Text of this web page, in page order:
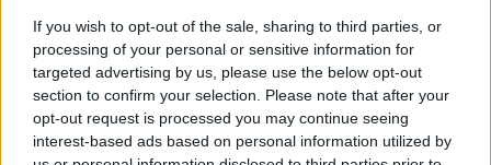
If you wish to opt-out of the sale, sharing to third parties, or
processing of your personal or sensitive information for
targeted advertising by us, please use the below opt-out
section to confirm your selection. Please note that after your
opt-out request is processed you may continue seeing
interest-based ads based on personal information utilized by